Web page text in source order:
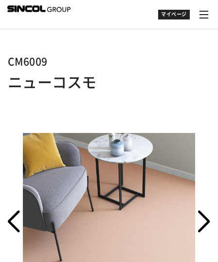
マイページ
CM6009
ニューコスモ